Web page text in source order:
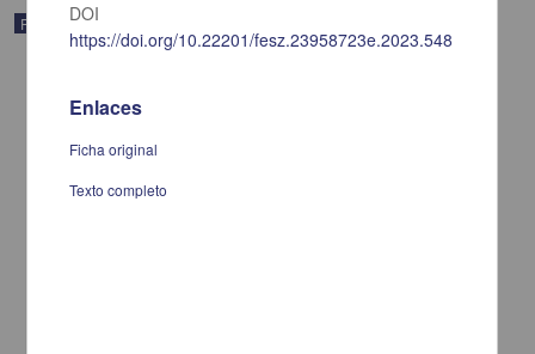
Publicación
DOI
https://doi.org/10.22201/fesz.23958723e.2023.548
Enlaces
Ficha original
Texto completo